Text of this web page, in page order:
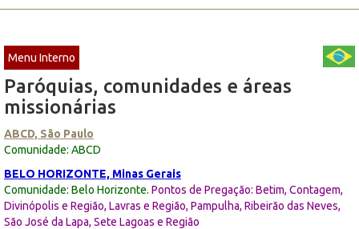
Menu Interno
Paróquias, comunidades e áreas
missionárias
ABCD, São Paulo
Comunidade: ABCD
BELO HORIZONTE, Minas Gerais
Comunidade: Belo Horizonte. Pontos de Pregação: Betim, Contagem,
Divinópolis e Região, Lavras e Região, Pampulha, Ribeirão das Neves,
São José da Lapa, Sete Lagoas e Região